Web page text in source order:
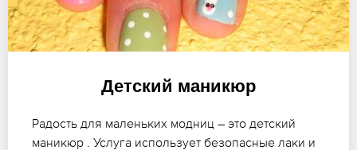
Детский маникюр
Радость для маленьких модниц – это детский
маникюр . Услуга использует безопасные лаки и